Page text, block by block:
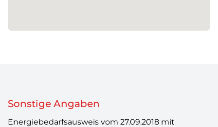
Sonstige Angaben
Energiebedarfsausweis vom 27.09.2018 mit